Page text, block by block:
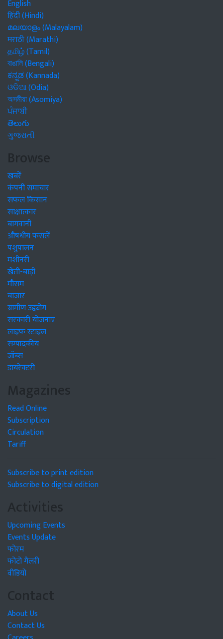
English
हिंदी (Hindi)
മലയാളം (Malayalam)
मराठी (Marathi)
தமிழ் (Tamil)
বাঙালি (Bengali)
ಕನ್ನಡ (Kannada)
ଓଡିଆ (Odia)
অসমীয়া (Asomiya)
ਪੰਜਾਬੀ
తెలుగు
ગુજરાતી
Browse
खबरें
कंपनी समाचार
सफल किसान
साक्षात्कार
बागवानी
औषधीय फसलें
पशुपालन
मशीनरी
खेती-बाड़ी
मौसम
बाजार
ग्रामीण उद्द्योग
सरकारी योजनाएं
लाइफ स्टाइल
सम्पादकीय
जॉब्स
डायरेक्टरी
Magazines
Read Online
Subscription
Circulation
Tariff
Subscribe to print edition
Subscribe to digital edition
Activities
Upcoming Events
Events Update
फोरम
फोटो गैलरी
वीडियो
Contact
About Us
Contact Us